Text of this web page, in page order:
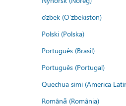
o'zbek (O'zbekiston)
Polski (Polska)
Português (Brasil)
Português (Portugal)
Quechua simi (America
Română (România)